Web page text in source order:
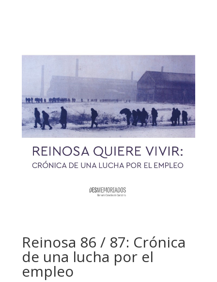
Reinosa 86 / 87: Crónica
de una lucha por el
empleo